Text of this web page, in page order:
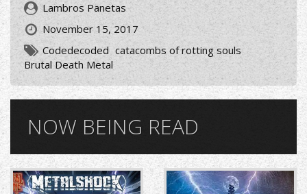
Lambros Panetas
November 15, 2017
Codedecoded catacombs of rotting souls
Brutal Death Metal
NOW BEING READ